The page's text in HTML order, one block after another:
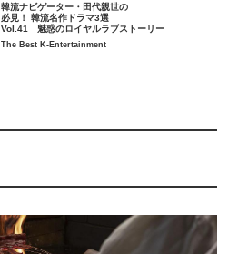
韓流ナビゲーター・田代親世の
必見！ 韓流名作ドラマ3選
Vol.41 魅惑のロイヤルラブストーリー
The Best K-Entertainment